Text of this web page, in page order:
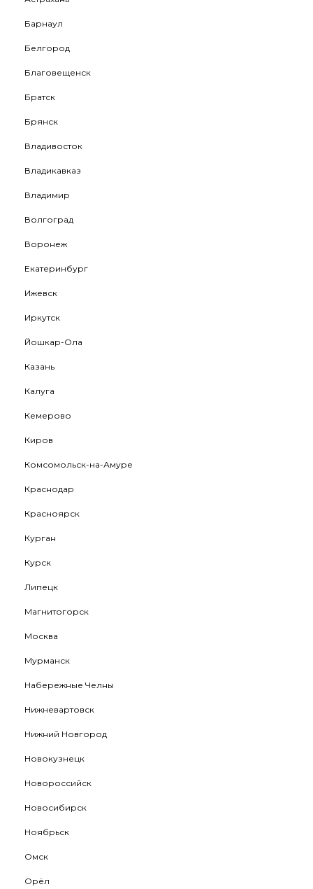
Барнаул
Белгород
Благовещенск
Братск
Брянск
Владивосток
Владикавказ
Владимир
Волгоград
Воронеж
Екатеринбург
Ижевск
Иркутск
Йошкар-Ола
Казань
Калуга
Кемерово
Киров
Комсомольск-на-Амуре
Краснодар
Красноярск
Курган
Курск
Липецк
Магнитогорск
Москва
Мурманск
Набережные Челны
Нижневартовск
Нижний Новгород
Новокузнецк
Новороссийск
Новосибирск
Ноябрьск
Омск
Орёл